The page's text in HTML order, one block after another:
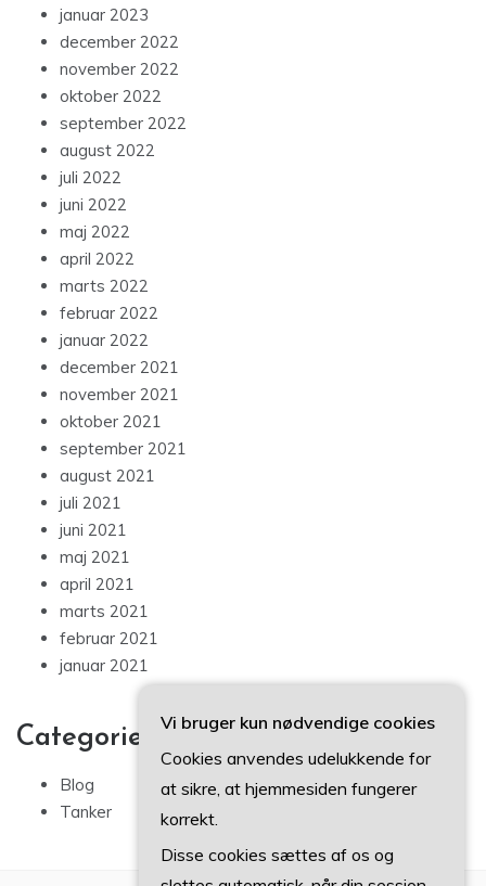
januar 2023
december 2022
november 2022
oktober 2022
september 2022
august 2022
juli 2022
juni 2022
maj 2022
april 2022
marts 2022
februar 2022
januar 2022
december 2021
november 2021
oktober 2021
september 2021
august 2021
juli 2021
juni 2021
maj 2021
april 2021
marts 2021
februar 2021
januar 2021
Categories
Blog
Tanker
Vi bruger kun nødvendige cookies
Cookies anvendes udelukkende for
at sikre, at hjemmesiden fungerer
korrekt.
Disse cookies sættes af os og